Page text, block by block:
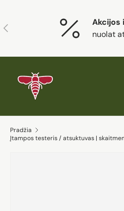
Ankstesnis
Akcijos
nuolat
Ieškoti
Prekės tipas
Pradžia
Įtampos testeris / atsuktuvas |